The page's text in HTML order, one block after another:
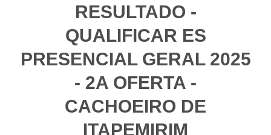
RESULTADO -
QUALIFICAR ES
PRESENCIAL GERAL 2025
- 2A OFERTA -
CACHOEIRO DE
ITAPEMIRIM